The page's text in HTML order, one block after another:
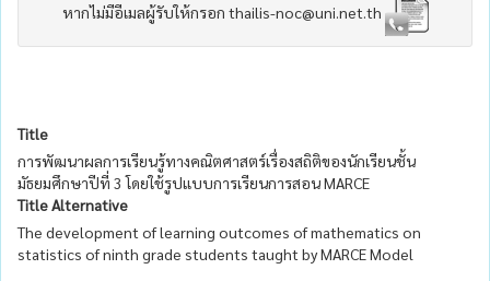
หากไม่มีอีเมลผู้รับให้กรอก thailis-noc@uni.net.th
Title
การพัฒนาผลการเรียนรู้ทางคณิตศาสตร์เรื่องสถิติของนักเรียนชั้น
มัธยมศึกษาปีที่ 3 โดยใช้รูปแบบการเรียนการสอน MARCE
Title Alternative
The development of learning outcomes of mathematics on
statistics of ninth grade students taught by MARCE Model